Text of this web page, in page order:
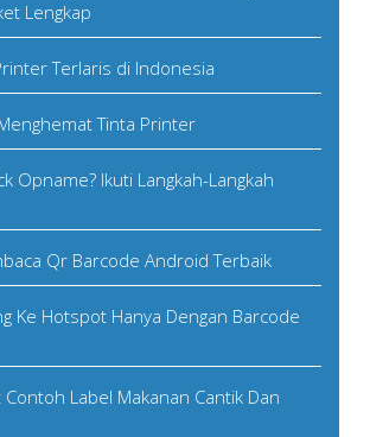
Lengkap
Terlaris di Indonesia
Tinta Printer
Opname? Ikuti Langkah-Langkah
Qr Barcode Android Terbaik
Ke Hotspot Hanya Dengan Barcode
Label Makanan Cantik Dan